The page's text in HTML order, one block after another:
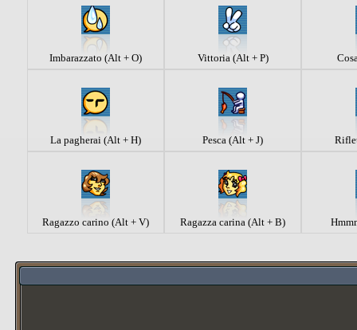
Imbarazzato (Alt + O) Vittoria (Alt + P)
La pagherai (Alt + H) Pesca (Alt + J)
Ragazzo carino (Alt + V) Ragazza carina (Alt + B)